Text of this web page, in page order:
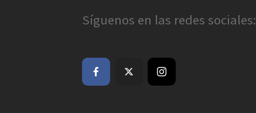
Síguenos en las redes sociales: